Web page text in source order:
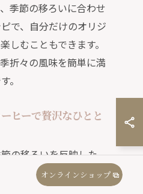
季節の移ろいに合わせ
で、自分だけのオリジ
しむこともできます。
折々の風味を簡単に満
。
ヒーで贅沢なひとと
の移ろいを反映した
ます。春には桜の香り
には爽やかなシトラス
オンラインショップ